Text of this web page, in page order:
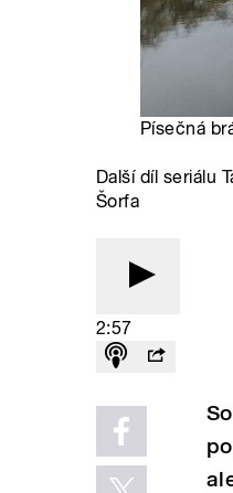
Písečná
Další díl seriálu
Šorfa
2:57